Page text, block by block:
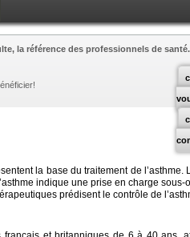
la référence des professionnels de santé.
la base du traitement de
indique une prise en charge sous-
prédisent le contrôle de